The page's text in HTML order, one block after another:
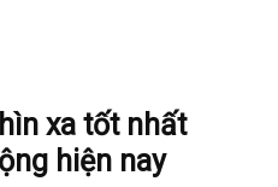
xa tốt nhất
hiện nay